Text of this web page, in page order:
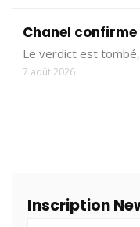
Chanel
Le verdict est
7 août 2026
Inscription